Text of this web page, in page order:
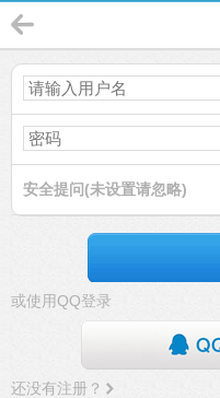
安全提问(未设置请忽略)
或使用QQ登录
还没有注册？